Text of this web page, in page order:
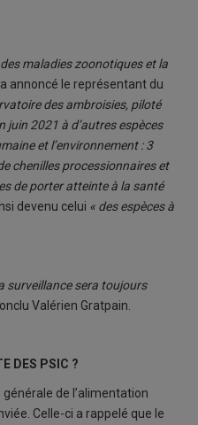
maladies zoonotiques et la
a annoncé le représentant du
des ambroisies, piloté
juin 2021 à d’autres espèces
et l’environnement : 3
chenilles processionnaires et
de porter atteinte à la santé
devenu celui « des espèces à
surveillance sera toujours
Valérien Gratpain.
DES PSIC ?
de l’alimentation
Celle-ci a rappelé que le